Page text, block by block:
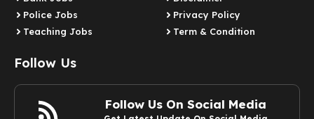
Police Jobs
Teaching Jobs
Privacy Policy
Term & Condition
Follow Us
Follow Us On Social Media